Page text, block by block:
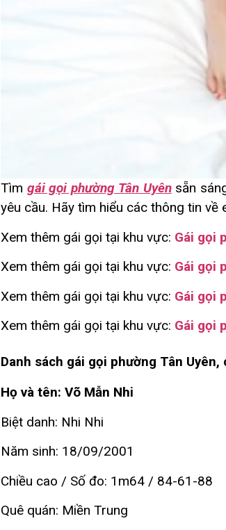
Tìm gái gọi phường Tân Uyênsẵn
yêu cầu. Hãy tìm hiểu các thông tin
Xem thêm gái gọi tại khu vực: Gái gọi
Xem thêm gái gọi tại khu vực: Gái gọi
Xem thêm gái gọi tại khu vực: Gái gọi
Xem thêm gái gọi tại khu vực: Gái gọi
Danh sách gái gọi phường Tân
Họ và tên: Võ Mẫn Nhi
Biệt danh: Nhi Nhi
Năm sinh: 18/09/2001
Chiều cao / Số đo: 1m64 / 84-61-88
Quê quán: Miền Trung